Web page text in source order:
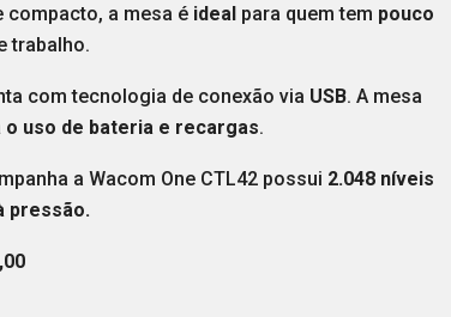
compacto, a mesa é ideal para quem tem pouco
trabalho.
com tecnologia de conexão via USB. A mesa
o uso de bateria e recargas.
a Wacom One CTL42 possui 2.048 níveis
pressão.